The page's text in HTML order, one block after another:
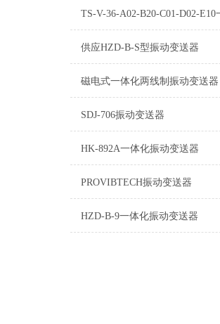
供应HZD-B-S型振动变送器
磁电式一体化两线制振动变送器
SDJ-706振动变送器
HK-892A一体化振动变送器
PROVIBTECH振动变送器
HZD-B-9一体化振动变送器